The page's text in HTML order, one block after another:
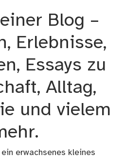
Blog –
Erlebnisse,
Essays zu
Alltag,
und vielem
erwachsenes kleines